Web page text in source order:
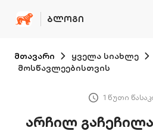
ᲑᲚᲝᲒᲘ
მთავარი ყველა სიახლე
მოსწავლეებისთვის
1 წუთი
არჩილ